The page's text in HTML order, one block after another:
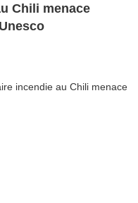
Chili menace